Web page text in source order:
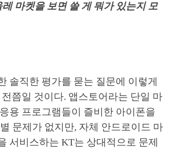
마켓을 보면 쓸 게 뭐가 있는지 모
솔직한 평가를 묻는 질문에 이렇게
쯤일 것이다. 앱스토어라는 단일 마
용 프로그램들이 즐비한 아이폰을
문제가 없지만, 자체 안드로이드 마
서비스하는 KT는 상대적으로 문제